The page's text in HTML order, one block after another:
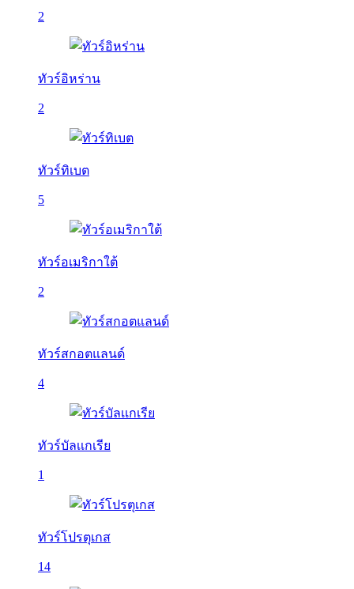
2
ทัวร์อิหร่าน
2
ทัวร์ทิเบต
5
ทัวร์อเมริกาใต้
2
ทัวร์สกอตแลนด์
4
ทัวร์บัลเเกเรีย
1
ทัวร์โปรตุเกส
14